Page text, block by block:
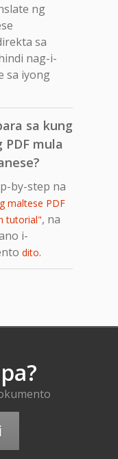
ng
sa
nag-i-
sa iyong
sa kung
mula
by-step na
maltese PDF
tutorial", na
i-
dito.